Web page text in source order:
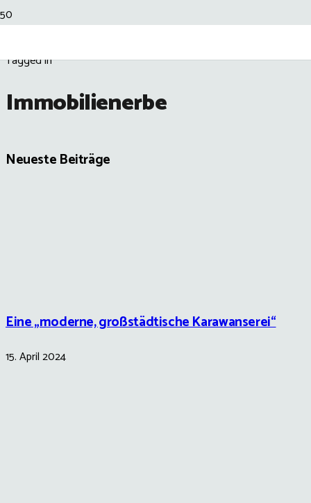
Tagged in
Immobilienerbe
Neueste Beiträge
Eine „moderne, großstädtische Karawanserei“
15. April 2024